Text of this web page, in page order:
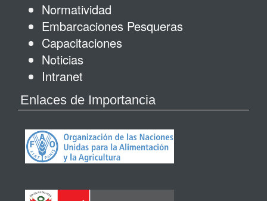
Normatividad
Embarcaciones Pesqueras
Capacitaciones
Noticias
Intranet
Enlaces de Importancia